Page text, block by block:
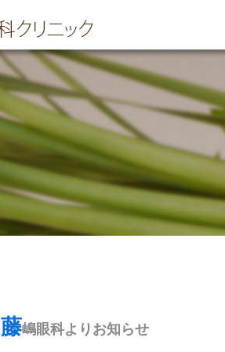
藤嶋眼科よりお知らせ